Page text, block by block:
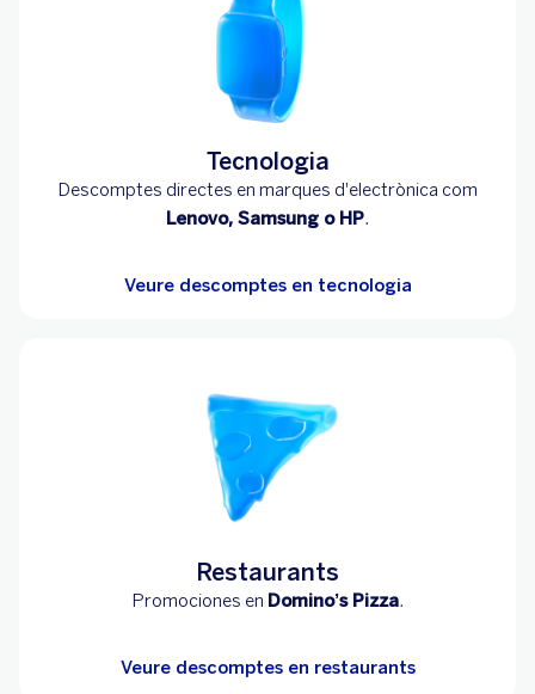
Tecnologia
Descomptes directes en marques d'electrònica com
Lenovo, Samsung o HP.
Veure descomptes en tecnologia
Restaurants
Promociones en Domino’s Pizza.
Veure descomptes en restaurants